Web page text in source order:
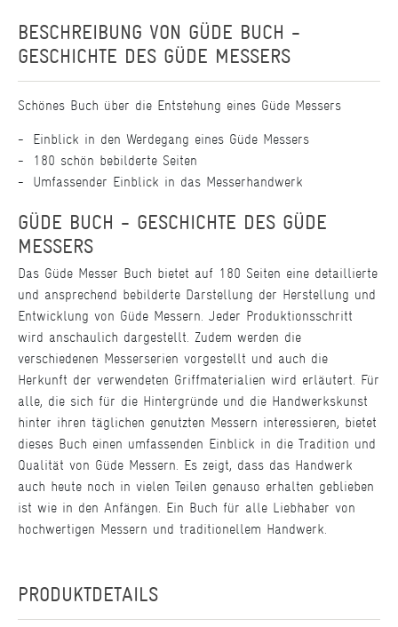
BESCHREIBUNG VON GÜDE BUCH -
GESCHICHTE DES GÜDE MESSERS
Schönes Buch über die Entstehung eines Güde Messers
Einblick in den Werdegang eines Güde Messers
180 schön bebilderte Seiten
Umfassender Einblick in das Messerhandwerk
GÜDE BUCH - GESCHICHTE DES GÜDE
MESSERS
Das Güde Messer Buch bietet auf 180 Seiten eine detaillierte
und ansprechend bebilderte Darstellung der Herstellung und
Entwicklung von Güde Messern. Jeder Produktionsschritt
wird anschaulich dargestellt. Zudem werden die
verschiedenen Messerserien vorgestellt und auch die
Herkunft der verwendeten Griffmaterialien wird erläutert. Für
alle, die sich für die Hintergründe und die Handwerkskunst
hinter ihren täglichen genutzten Messern interessieren, bietet
dieses Buch einen umfassenden Einblick in die Tradition und
Qualität von Güde Messern. Es zeigt, dass das Handwerk
auch heute noch in vielen Teilen genauso erhalten geblieben
ist wie in den Anfängen. Ein Buch für alle Liebhaber von
hochwertigen Messern und traditionellem Handwerk.
PRODUKTDETAILS